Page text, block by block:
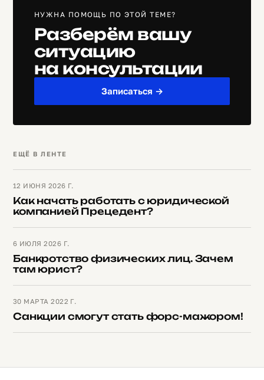
НУЖНА ПОМОЩЬ ПО ЭТОЙ ТЕМЕ?
Разберём вашу
ситуацию
на консультации
Записаться →
ЕЩЁ В ЛЕНТЕ
12 ИЮНЯ 2026 Г.
Как начать работать с юридической
компанией Прецедент?
6 ИЮЛЯ 2026 Г.
Банкротство физических лиц. Зачем
там юрист?
30 МАРТА 2022 Г.
Санкции смогут стать форс-мажором!